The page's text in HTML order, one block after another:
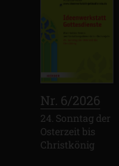
Nr. 6/2026
24. Sonntag der
Osterzeit bis
Christkönig